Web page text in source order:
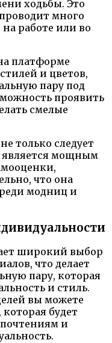
ходьбы. Это
много
работе или во
платформе
и цветов,
пару под
проявить
смелые
только следует
является мощным
что она
модниц и
широкий выбор
что делает
пару, которая
и стиль.
вы можете
будет
и